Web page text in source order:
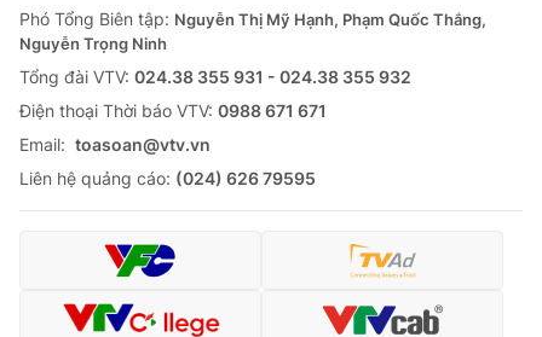
Phó Tổng Biên tập: Nguyễn Thị Mỹ Hạnh, Phạm Quốc Thắng,
Nguyễn Trọng Ninh
Tổng đài VTV: 024.38 355 931 - 024.38 355 932
Ðiện thoại Thời báo VTV: 0988 671 671
Email: toasoan@vtv.vn
Liên hệ quảng cáo: (024) 626 79595